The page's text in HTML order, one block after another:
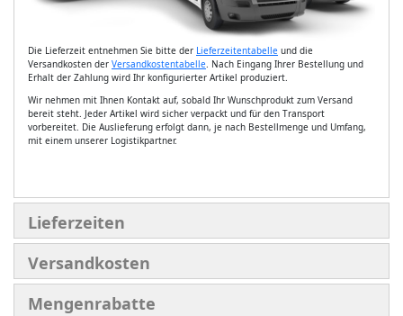
Die Lieferzeit entnehmen Sie bitte der Lieferzeitentabelle und die
Versandkosten der Versandkostentabelle. Nach Eingang Ihrer Bestellung und
Erhalt der Zahlung wird Ihr konfigurierter Artikel produziert.
Wir nehmen mit Ihnen Kontakt auf, sobald Ihr Wunschprodukt zum Versand
bereit steht. Jeder Artikel wird sicher verpackt und für den Transport
vorbereitet. Die Auslieferung erfolgt dann, je nach Bestellmenge und Umfang,
mit einem unserer Logistikpartner.
Lieferzeiten
Versandkosten
Mengenrabatte